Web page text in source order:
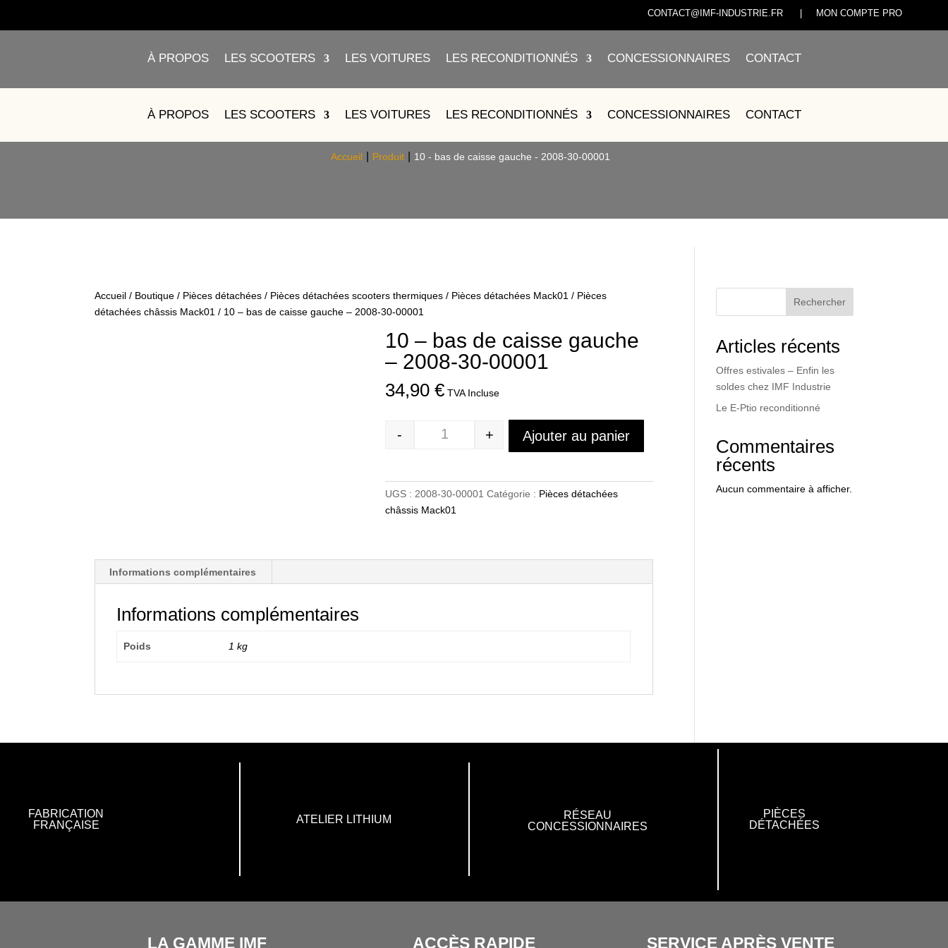
CONTACT@IMF-INDUSTRIE.FR MON COMPTE PRO
À PROPOS LES SCOOTERS LES VOITURES LES RECONDITIONNÉS CONCESSIONNAIRES CONTACT
À PROPOS LES SCOOTERS LES VOITURES LES RECONDITIONNÉS CONCESSIONNAIRES CONTACT
10 – BAS DE CAISSE GAUCHE – 2008-30-00001
Accueil Produit 10 - bas de caisse gauche - 2008-30-00001
Accueil / Boutique / Pièces détachées / Pièces détachées scooters thermiques / Pièces détachées Mack01 / Pièces
détachées châssis Mack01 / 10 – bas de caisse gauche – 2008-30-00001
10 – bas de caisse gauche
– 2008-30-00001
34,90€ TVA Incluse
Quantité
- + Ajouter au panier
UGS : 2008-30-00001 Catégorie : Pièces détachées
châssis Mack01
Informations complémentaires
Informations complémentaires
Poids 1 kg
Rechercher
Articles récents
Offres estivales – Enfin les
soldes chez IMF Industrie
Le E-Ptio reconditionné
Commentaires
récents
Aucun commentaire à afficher.
FABRICATION
FRANÇAISE
ATELIER LITHIUM
RÉSEAU
CONCESSIONNAIRES
PIÈCES
DÉTACHÉES
LA GAMME IMF ACCÈS RAPIDE SERVICE APRÈS VENTE